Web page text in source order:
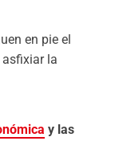
en pie el
asfixiar la
y las